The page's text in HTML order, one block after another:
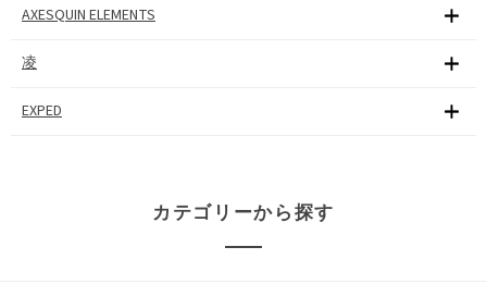
AXESQUIN ELEMENTS
凌
EXPED
カテゴリーから探す